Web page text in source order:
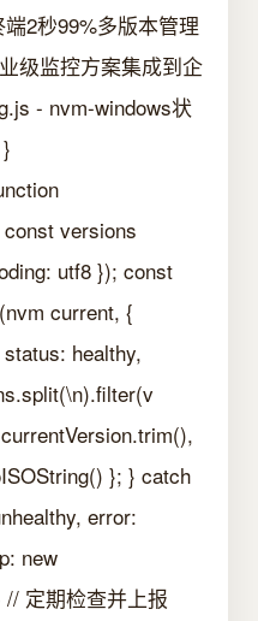
2秒99%多版本管理
级监控方案集成到企
- nvm-windows状
versions
utf8 }); const
current, {
healthy,
}; } catch
error:
new
定期检查并上报